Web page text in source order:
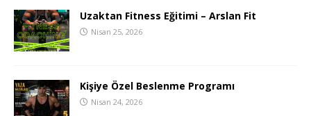
Uzaktan Fitness Eğitimi – Arslan Fit
Nisan 25, 2026
Kişiye Özel Beslenme Programı
Nisan 24, 2026